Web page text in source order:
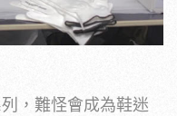
，難怪會成為鞋迷